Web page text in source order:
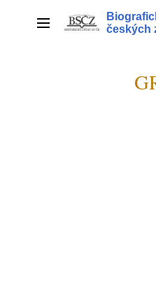
Hlavní menučeských